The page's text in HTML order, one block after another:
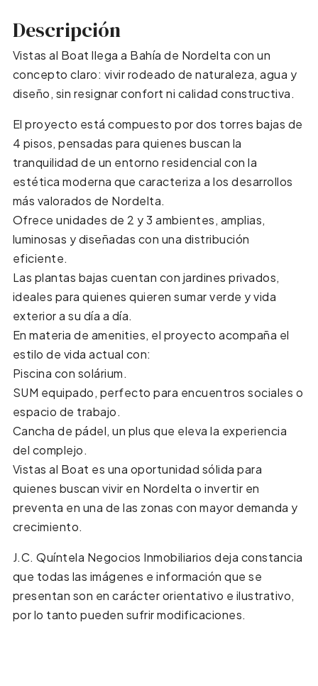
Descripción
Vistas al Boat llega a Bahía de Nordelta con un
concepto claro: vivir rodeado de naturaleza, agua y
diseño, sin resignar confort ni calidad constructiva.
El proyecto está compuesto por dos torres bajas de
4 pisos, pensadas para quienes buscan la
tranquilidad de un entorno residencial con la
estética moderna que caracteriza a los desarrollos
más valorados de Nordelta.
Ofrece unidades de 2 y 3 ambientes, amplias,
luminosas y diseñadas con una distribución
eficiente.
Las plantas bajas cuentan con jardines privados,
ideales para quienes quieren sumar verde y vida
exterior a su día a día.
En materia de amenities, el proyecto acompaña el
estilo de vida actual con:
Piscina con solárium.
SUM equipado, perfecto para encuentros sociales o
espacio de trabajo.
Cancha de pádel, un plus que eleva la experiencia
del complejo.
Vistas al Boat es una oportunidad sólida para
quienes buscan vivir en Nordelta o invertir en
preventa en una de las zonas con mayor demanda y
crecimiento.
J.C. Quíntela Negocios Inmobiliarios deja constancia
que todas las imágenes e información que se
presentan son en carácter orientativo e ilustrativo,
por lo tanto pueden sufrir modificaciones.